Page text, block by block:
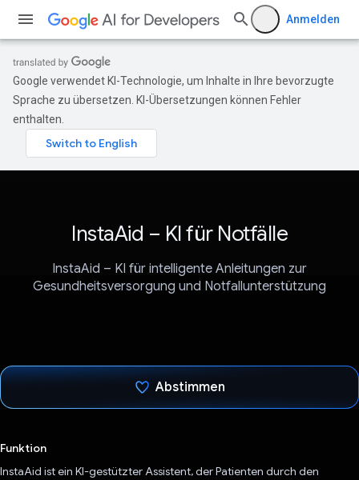
Anmelden
Google verwendet KI-Technologie, um Inhalte in Ihre bevorzugte
Sprache zu übersetzen. KI-Übersetzungen können Fehler
enthalten.
InstaAid – KI für Notfälle
InstaAid – KI für intelligente Anleitungen zur
Gesundheitsversorgung und Notfallunterstützung
Abstimmen
Funktion
InstaAid ist ein KI-gestützter Assistent, der Patienten durch den